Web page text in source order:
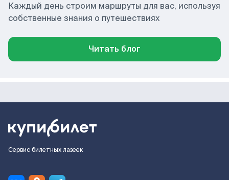
Каждый день строим маршруты для вас, используя
собственные знания о путешествиях
Читать блог
Сервис билетных лазеек